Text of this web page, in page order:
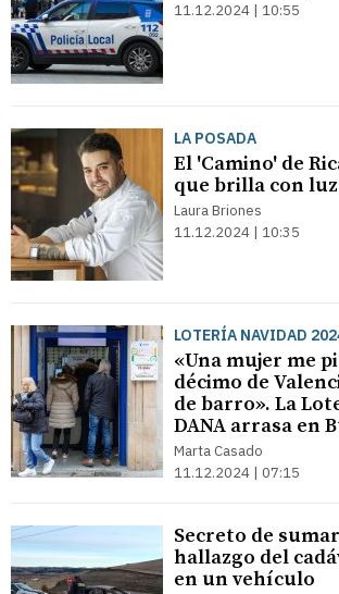
11.12.2024 | 10:55
LA POSADA
El 'Camino' de
que brilla con
Laura Briones
11.12.2024 | 10:35
LOTERÍA NAVIDAD
«Una mujer me
décimo de
de barro». La
DANA arrasa en
Marta Casado
11.12.2024 | 07:15
Secreto de
hallazgo del
en un vehículo